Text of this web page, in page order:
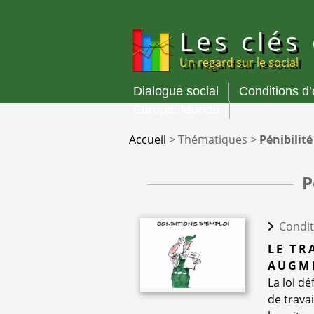
Les
Un regard sur le social
Menu
Dialogue social
Conditions
Accueil >Thématiques >
LE
La loi
de